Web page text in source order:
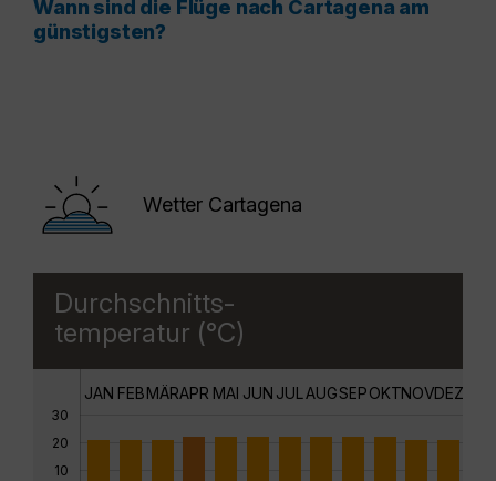
Wann sind die Flüge nach Cartagena am
günstigsten?
Wetter Cartagena
Durchschnitts-
temperatur (°C)
30
20
10
JAN FEBMÄRAPR MAI JUN JUL AUGSEPOKTNOVDEZ